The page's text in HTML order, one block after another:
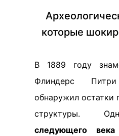
которые
В 1889 году
Флиндерс
обнаружил остатки
структуры.
следующего века